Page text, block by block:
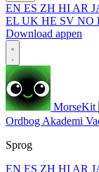
EN ES ZH HI AR
EL UK HE SV NO
Download appen
MorseKit
Ordbog Akademi
Sprog
EN ES ZH HI AR